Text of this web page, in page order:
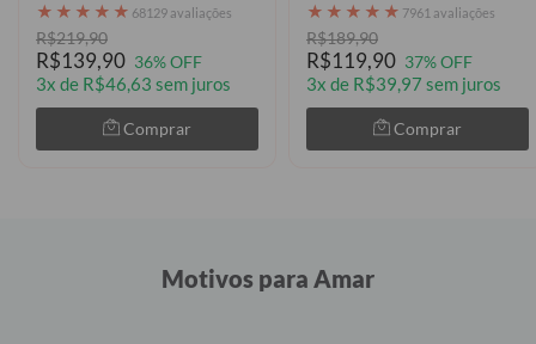
★ ★ ★ ★ ★ 68129 avaliações
R$219,90
R$139,90 36% OFF
3x de R$46,63 sem juros
Comprar
★ ★ ★ ★ ★ 7961 avaliações
R$189,90
R$119,90 37% OFF
3x de R$39,97 sem juros
Comprar
Motivos para Amar